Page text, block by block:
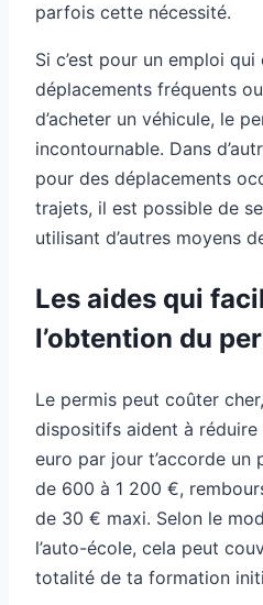
parfois cette nécessité.
Si c’est pour un emploi
déplacements fréquents
d’acheter un véhicule, le
incontournable. Dans
pour des déplacements
trajets, il est possible de
utilisant d’autres moyens
Les aides qui
l’obtention du
Le permis peut coûter
dispositifs aident à réduire
euro par jour t’accorde un
de 600 à 1 200 €,
de 30 € maxi. Selon le
l’auto-école, cela peut
totalité de ta formation